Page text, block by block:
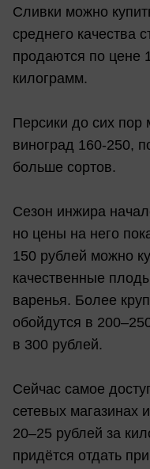
Сливки можно
среднего качества
продаются по цене
килограмм.
Персики до сих пор
виноград 160-250,
больше сортов.
Сезон инжира
но цены на него
150 рублей можно
качественные
варенья. Более
обойдутся в
в 300 рублей.
Сейчас самое
сетевых магазинах
20–25 рублей за
придётся отдать